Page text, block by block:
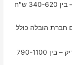
מסריק עם חברת הובלה כולל
טווח המחירים להובלת דירת 2 חדרים בכפר מסריק – בין 790-1100